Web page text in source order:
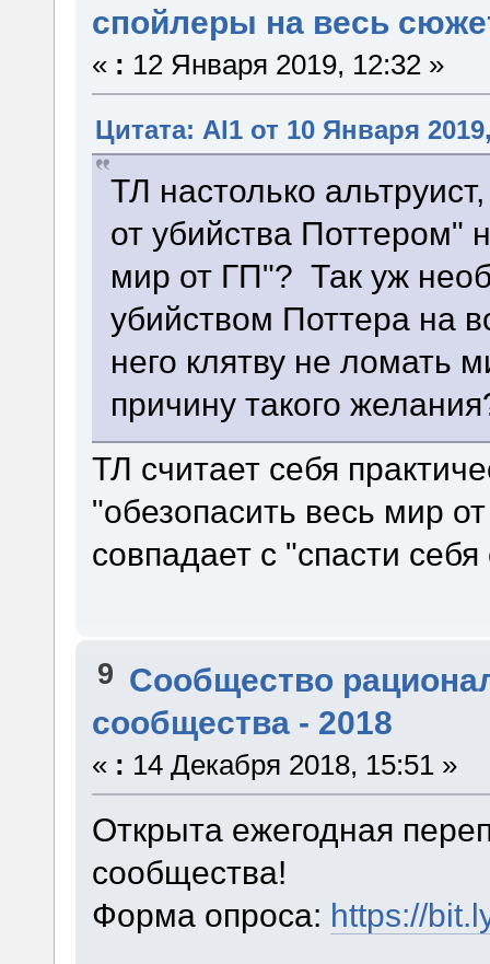
спойлеры на весь
« : 12 Января 2019, 12:32 »
Цитата: Al1 от 10 Января
ТЛ настолько
от убийства Поттером"
мир от ГП"? Так уж
убийством Поттера на
него клятву не ломать
причину такого
ТЛ считает себя
"обезопасить весь мир
совпадает с "спасти
9 Сообщество
сообщества - 2018
« : 14 Декабря 2018, 15:51 »
Открыта ежегодная
сообщества!
Форма опроса: https://